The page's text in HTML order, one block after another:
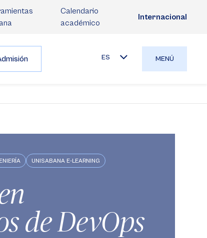
Calendario
académico
Internacional
ES MENÚ
UNISABANA E-LEARNING
de DevOps